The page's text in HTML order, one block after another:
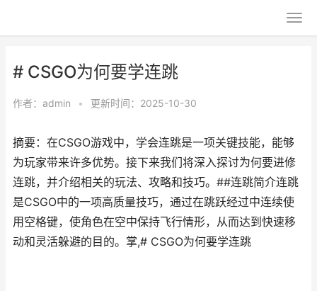
# CSGO为何要学连跳
作者： admin • 更新时间：2025-10-30
摘要：在CSGO游戏中，学会连跳是一项关键技能，能够
为玩家带来许多优势。接下来我们将深入探讨为何要进修
连跳，并介绍相关的玩法、攻略和技巧。##连跳简介连跳
是CSGO中的一项高质量技巧，通过在跳跃经过中连续使
用空格键，使角色在空中保持飞行情形，从而达到快速移
动和灵活躲避的目的。掌,# CSGO为何要学连跳